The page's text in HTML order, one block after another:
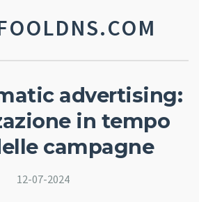
advertising:
in tempo
campagne
12-07-2024